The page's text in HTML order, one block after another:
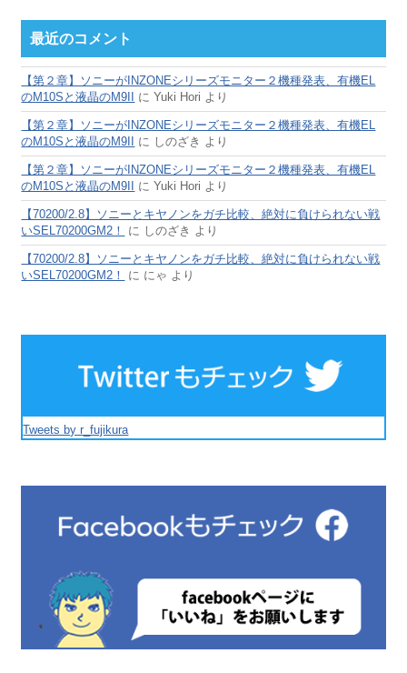
最近のコメント
【第２章】ソニーがINZONEシリーズモニター２機種発表、有機EL
のM10Sと液晶のM9II にYuki Hori より
【第２章】ソニーがINZONEシリーズモニター２機種発表、有機EL
のM10Sと液晶のM9II に しのざき より
【第２章】ソニーがINZONEシリーズモニター２機種発表、有機EL
のM10Sと液晶のM9II にYuki Hori より
【70200/2.8】ソニーとキヤノンをガチ比較、絶対に負けられない戦
いSEL70200GM2！
に しのざき より
【70200/2.8】ソニーとキヤノンをガチ比較、絶対に負けられない戦
いSEL70200GM2！
に にゃ より
Tweets by r_fujikura